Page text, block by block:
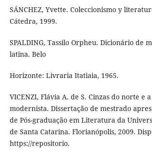
SÁNCHEZ, Yvette. Coleccionismo y
Cátedra, 1999.
SPALDING, Tassilo Orpheu. Dicionário de
latina. Belo
Horizonte: Livraria Itatiaia, 1965.
VICENZI, Flávia A. de S. Cinzas do norte e
modernista. Dissertação de mestrado
de Pós-graduação em Literatura da
de Santa Catarina. Florianópolis, 2009.
https://repositorio.